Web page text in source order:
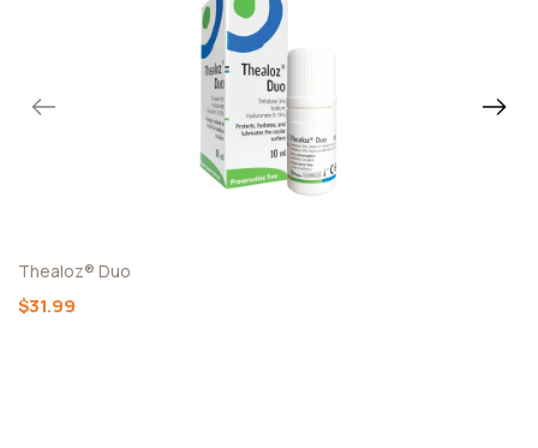
Thealoz® Duo
$31.99